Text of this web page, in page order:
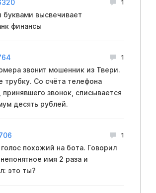
1
буквами высвечивает
финансы
1
звонит мошенник из Твери.
трубку. Со счёта телефона
принявшего звонок, списывается
десять рублей.
1
похожий на бота. Говорил
имя 2 раза и
это ты?